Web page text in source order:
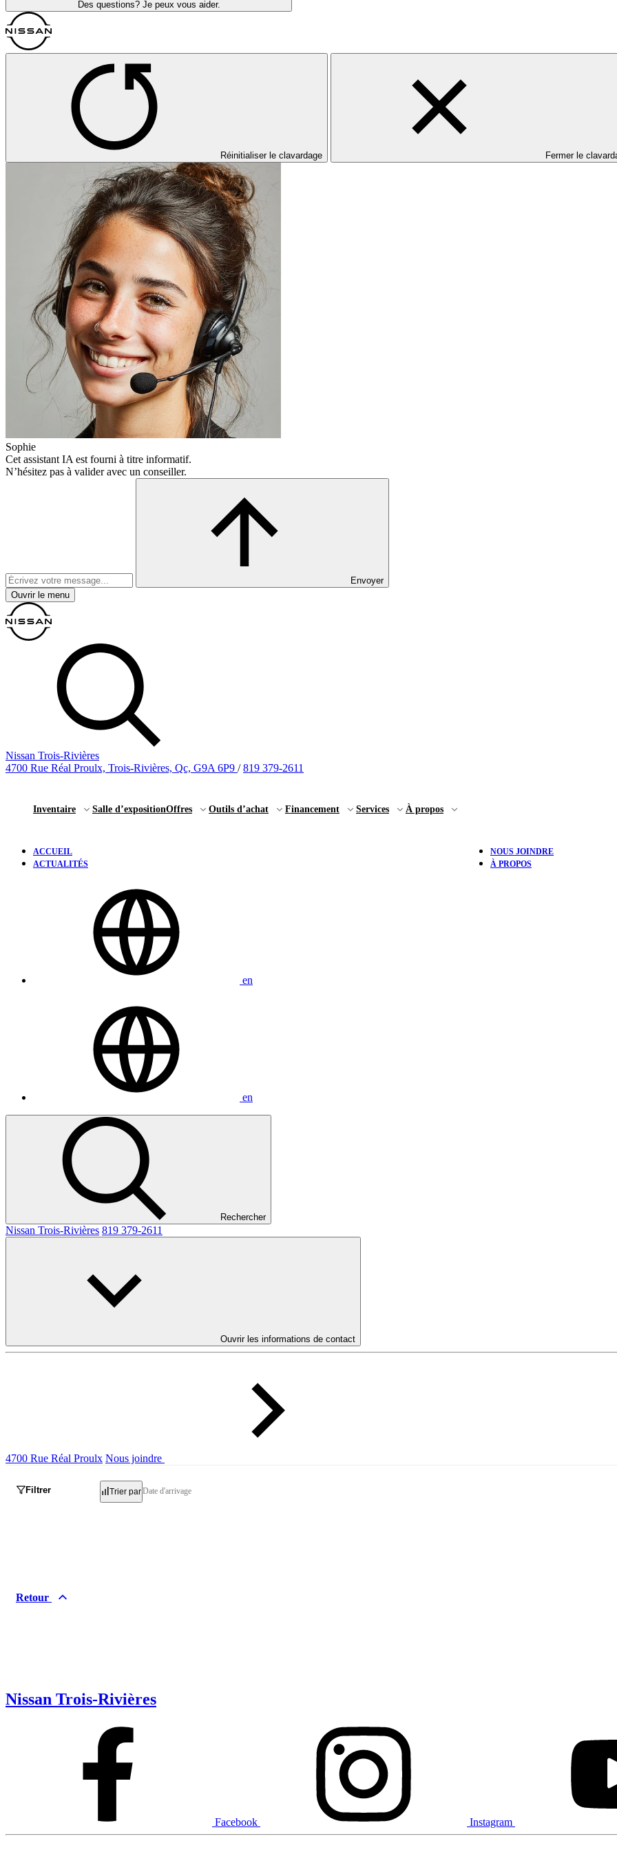
Des questions? Je peux vous aider.
Réinitialiser le clavardage Fermer le
Sophie
Cet assistant IA est fourni à titre informatif.
N’hésitez pas à valider avec un conseiller.
Envoyer
Ouvrir le menu
Nissan Trois-Rivières
4700 Rue Réal Proulx, Trois-Rivières, Qc, G9A 6P9 / 819 379-2611
Inventaire Salle d’expositionOffres Outils d’achat Financement Services À propos
ACCUEIL
NOUS JOINDRE
ACTUALITÉS
À PROPOS
en
en
Rechercher
Nissan Trois-Rivières 819 379-2611
Ouvrir les informations de contact
4700 Rue Réal Proulx Nous joindre
Filtrer Trier parDate d'arrivage
Retour
Nissan Trois-Rivières
Facebook Instagram